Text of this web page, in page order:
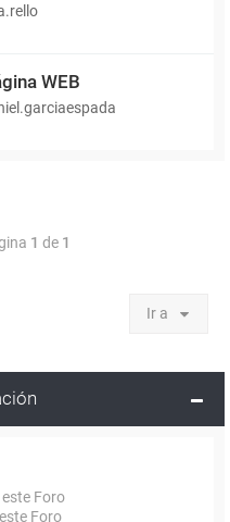
WEB
1 de 1
Ir a
Foro
Foro